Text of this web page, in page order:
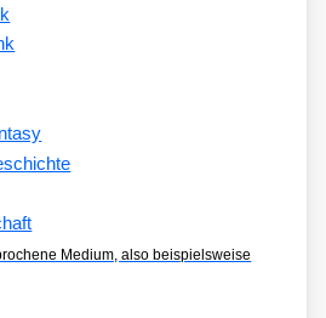
Medium, also beispielsweise